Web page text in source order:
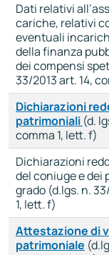
Dati relativi
cariche, relativi
eventuali
della finanza
dei compensi
33/2013 art. 14,
Dichiarazioni
patrimoniali (d.
comma 1, lett. f)
Dichiarazioni
del coniuge e dei
grado (d.lgs. n.
1, lett. f)
Attestazione di
patrimoniale